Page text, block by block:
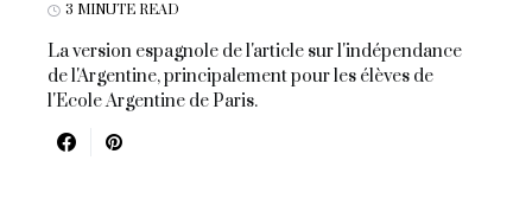
3 MINUTE READ
La version espagnole de l'article sur l'indépendance
de l'Argentine, principalement pour les élèves de
l'Ecole Argentine de Paris.